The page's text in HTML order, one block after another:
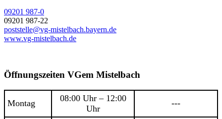
09201 987-0
09201 987-22
poststelle@vg-mistelbach.bayern.de
www.vg-mistelbach.de
Öffnungszeiten VGem Mistelbach
Montag
08:00 Uhr – 12:00
Uhr
---